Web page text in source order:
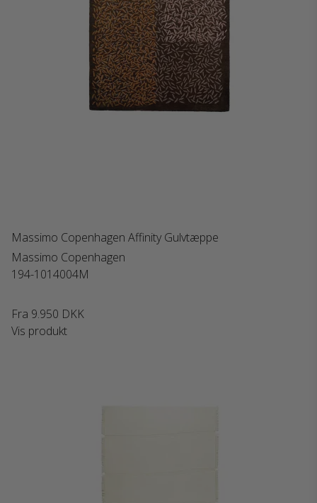
Massimo Copenhagen Affinity Gulvtæppe
Massimo Copenhagen
194-1014004M
Fra 9.950 DKK
Vis produkt